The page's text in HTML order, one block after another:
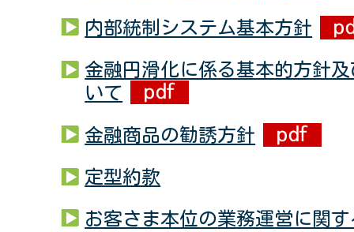
内部統制システム基本方針
金融円滑化に係る基本的方針
いて
金融商品の勧誘方針
定型約款
お客さま本位の業務運営に関